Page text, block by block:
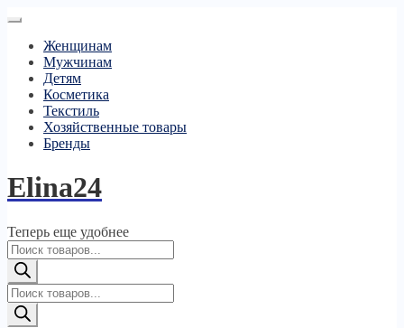
Женщинам
Мужчинам
Детям
Косметика
Текстиль
Хозяйственные товары
Бренды
Elina24
Теперь еще удобнее
Поиск
товаров
Поиск
товаров